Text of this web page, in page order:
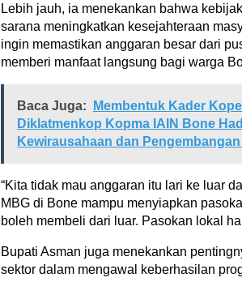
Lebih jauh, ia menekankan bahwa
sarana meningkatkan kesejahteraan
ingin memastikan anggaran besar dari
memberi manfaat langsung bagi warga
Baca Juga:
Membentuk Kader
Diklatmenkop Kopma IAIN Bone
Kewirausahaan dan
“Kita tidak mau anggaran itu lari ke luar
MBG di Bone mampu menyiapkan
boleh membeli dari luar. Pasokan lokal
Bupati Asman juga menekankan
sektor dalam mengawal keberhasilan